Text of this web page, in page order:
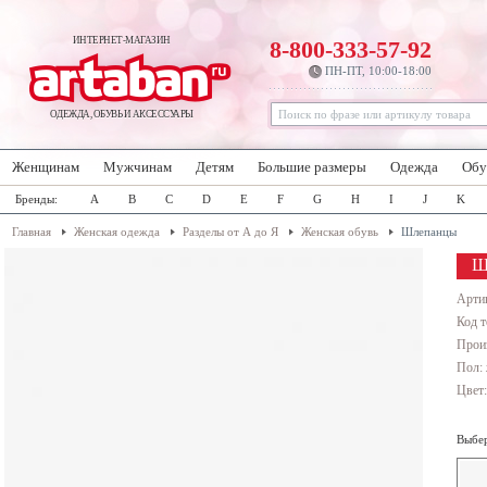
ИНТЕРНЕТ-МАГАЗИН
ОДЕЖДА, ОБУВЬ И АКСЕССУАРЫ
8-800-333-57-92
ПН-ПТ, 10:00-18:00
Женщинам Мужчинам Детям Большие размеры Одежда
Бренды: A B C D E F G H I J K
Главная Женская одежда Разделы от А до Я Женская обувь Шлепанцы
Код
Пол: